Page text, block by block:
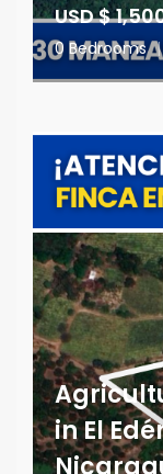
USD $
0 Bedrooms |
in El